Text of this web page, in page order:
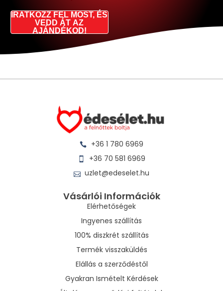
IRATKOZZ FEL MOST, ÉS
VEDD ÁT AZ
AJÁNDÉKOD!
+36 1 780 6969
+36 70 581 6969
uzlet@edeselet.hu
Vásárlói Információk
Elérhetőségek
Ingyenes szállítás
100% diszkrét szállítás
Termék visszaküldés
Elállás a szerződéstől
Gyakran Ismételt Kérdések